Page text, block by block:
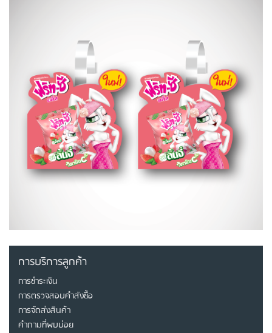
การบริการลูกค้า
การชำระเงิน
การตรวจสอบคำสังซื้อ
การจัดส่งสินค้า
คำถามที่พบบ่อย